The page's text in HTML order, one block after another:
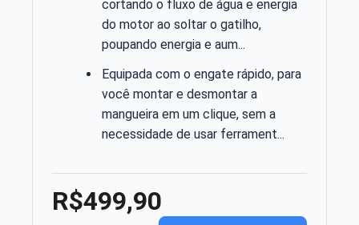
cortando o fluxo de água e energia
do motor ao soltar o gatilho,
poupando energia e aum...
Equipada com o engate rápido, para
você montar e desmontar a
mangueira em um clique, sem a
necessidade de usar ferrament...
R$499,90